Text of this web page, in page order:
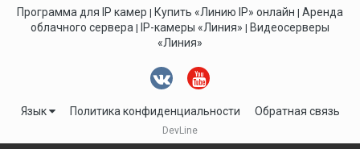
Программа для IP камер | Купить «Линию IP» онлайн | Аренда
облачного сервера | IP-камеры «Линия» | Видеосерверы
«Линия»
Язык Политика конфиденциальности Обратная связь
DevLine